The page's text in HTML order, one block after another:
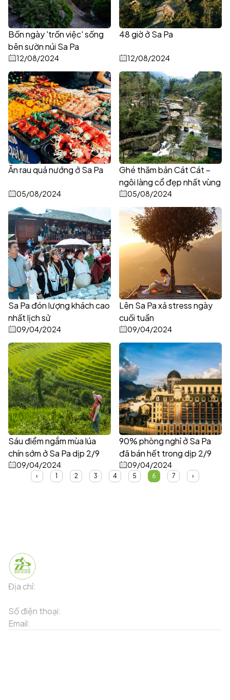
Bốn ngày 'trốn việc' sống
bên sườn núi Sa Pa
12/08/2024
48 giờ ở Sa Pa
12/08/2024
Ăn rau quả nướng ở Sa Pa
05/08/2024
Ghé thăm bản Cát Cát –
ngôi làng cổ đẹp nhất vùng
Tây Bắc
05/08/2024
Sa Pa đón lượng khách cao
nhất lịch sử
09/04/2024
Lên Sa Pa xả stress ngày
cuối tuần
09/04/2024
Sáu điểm ngắm mùa lúa
chín sớm ở Sa Pa dịp 2/9
09/04/2024
90% phòng nghỉ ở Sa Pa
đã bán hết trong dịp 2/9
09/04/2024
‹ 1 2 3 4 5 6 7 ›
Địa chỉ:
Số điện thoại:
Email: